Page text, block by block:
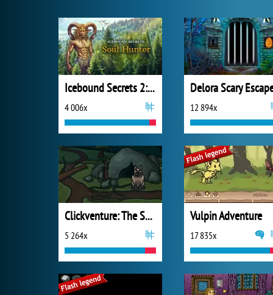
Icebound Secrets 2: Soul Hunter
4 006x 12 894x
Clickventure: The Secret Beneath
5 264x
Vulpin Adventure
17 835x